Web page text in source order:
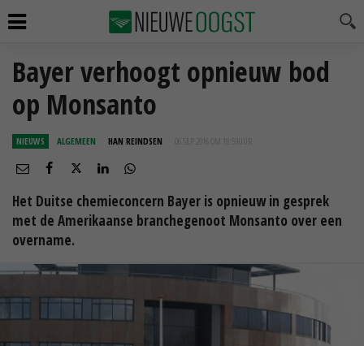
Bayer verhoogt opnieuw bod
op Monsanto
NIEUWS ALGEMEEN HAN REINDSEN 06 SEP 2016 OM 19:59
Het Duitse chemieconcern Bayer is opnieuw in gesprek
met de Amerikaanse branchegenoot Monsanto over een
overname.